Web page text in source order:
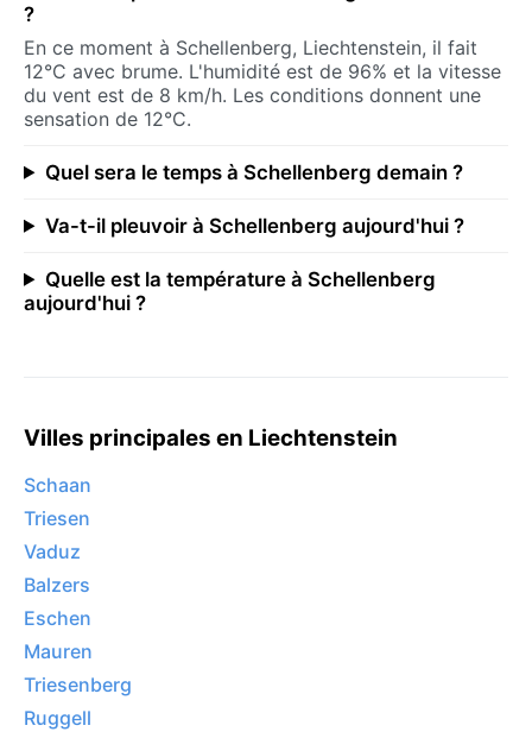
?
En ce moment à Schellenberg, Liechtenstein, il fait
12°C avec brume. L'humidité est de 96% et la vitesse
du vent est de 8 km/h. Les conditions donnent une
sensation de 12°C.
Quel sera le temps à Schellenberg demain ?
Va-t-il pleuvoir à Schellenberg aujourd'hui ?
Quelle est la température à Schellenberg
aujourd'hui ?
Villes principales en Liechtenstein
Schaan
Triesen
Vaduz
Balzers
Eschen
Mauren
Triesenberg
Ruggell